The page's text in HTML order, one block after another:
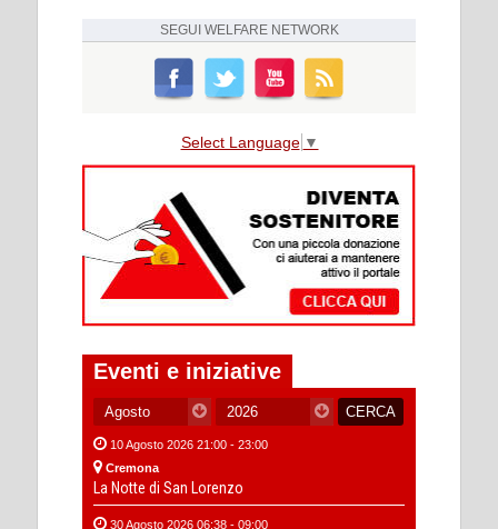
SEGUI WELFARE NETWORK
Select Language ▼
Eventi e iniziative
10 Agosto 2026 21:00 - 23:00
Cremona
La Notte di San Lorenzo
30 Agosto 2026 06:38 - 09:00